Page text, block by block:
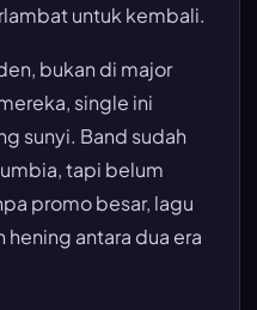
untuk kembali.
bukan di major
single ini
sunyi. Band sudah
tapi belum
promo besar, lagu
antara dua era